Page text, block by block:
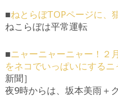
■ねとらぼTOPページに、
ねこらぼは平常運転
■ニャーニャーニャー！２
をネコでいっぱいにするニ
新聞］
夜9時からは、坂本美雨＋